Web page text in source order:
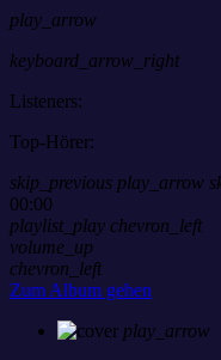
play_arrow
keyboard_arrow_right
Listeners:
Top-Hörer:
skip_previous play_arrow
00:00
playlist_play chevron_left
volume_up
chevron_left
Zum Album gehen
play_arrow